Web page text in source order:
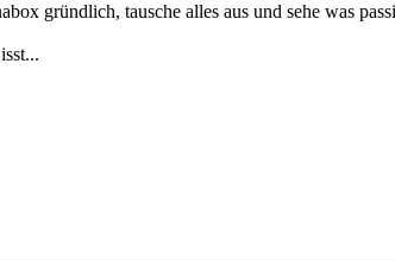
gründlich, tausche alles aus und sehe was